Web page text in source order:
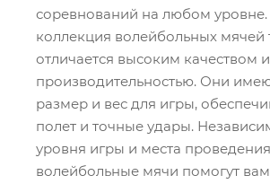
соревнований на любом
коллекция волейбольных мячей
отличается высоким качеством и
производительностью. Они
размер и вес для игры,
полет и точные удары.
уровня игры и места
волейбольные мячи помогут